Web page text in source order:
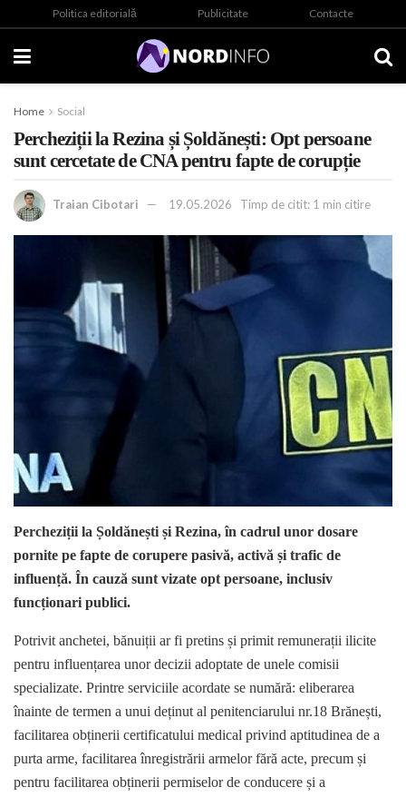
Politica editorială Publicitate Contacte
Home Social
Percheziții la Rezina și Șoldănești: Opt persoane
sunt cercetate de CNA pentru fapte de corupție
Traian Cibotari 19.05.2026 Timp de citit: 1 min citire
Percheziții la Șoldănești și Rezina, în cadrul unor dosare
pornite pe fapte de corupere pasivă, activă și trafic de
influență. În cauză sunt vizate opt persoane, inclusiv
funcționari publici.
Potrivit anchetei, bănuiții ar fi pretins și primit remunerații ilicite
pentru influențarea unor decizii adoptate de unele comisii
specializate. Printre serviciile acordate se numără: eliberarea
înainte de termen a unui deținut al penitenciarului nr.18 Brănești,
facilitarea obținerii certificatului medical privind aptitudinea de a
purta arme, facilitarea înregistrării armelor fără acte, precum și
pentru facilitarea obținerii permiselor de conducere și a